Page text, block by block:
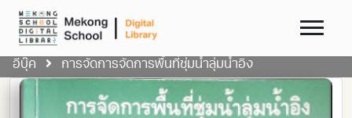
อีบุ๊ค การจัดการจัดการพื้นที่ชุ่มน้ำลุ่มน้ำอิง